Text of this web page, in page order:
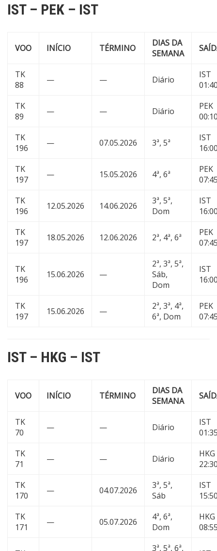
IST – PEK – IST
VOO INÍCIO TÉRMINO
DIAS DA
SEMANA
TK
88
— — Diário
IST
TK
89
— — Diário
PEK
TK
196
— 07.05.2026 3ª, 5ª
IST
TK
197
— 15.05.2026 4ª, 6ª
PEK
TK
196
12.05.2026 14.06.2026
3ª, 5ª,
Dom
IST
TK
197
18.05.2026 12.06.2026 2ª, 4ª, 6ª
PEK
TK
196
15.06.2026 —
2ª, 3ª, 5ª,
Sáb,
Dom
IST
TK
197
15.06.2026 —
2ª, 3ª, 4ª,
6ª, Dom
PEK
IST – HKG – IST
VOO INÍCIO TÉRMINO
DIAS DA
SEMANA
TK
70
— — Diário
IST
TK
71
— — Diário
HKG
TK
170
— 04.07.2026
3ª, 5ª,
Sáb
IST
TK
171
— 05.07.2026
4ª, 6ª,
Dom
HKG
3ª, 5ª, 6ª,